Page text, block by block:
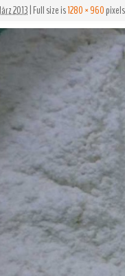
2013|Full size is1280 × 960pixels